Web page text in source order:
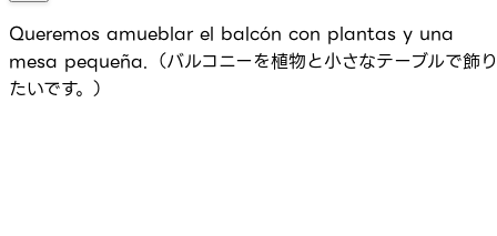
Queremos amueblar el balcón con plantas y una
mesa pequeña.（バルコニーを植物と小さなテーブルで飾り
たいです。）